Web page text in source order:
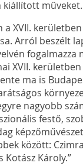
kiállított műveket.
XVII.
Arról beszélt
fogalmazza
XVII.
ma is
nagyobb
festő,
között:
Kotász Károly.”